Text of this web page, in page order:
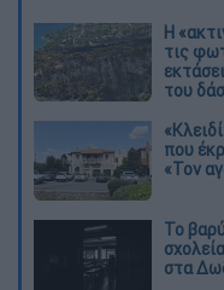
Η
τις
του
που
«Τον
Το
στα